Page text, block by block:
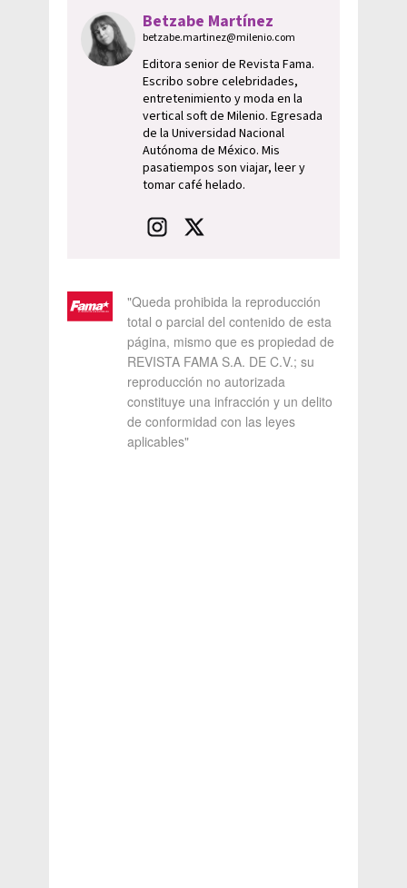
Betzabe Martínez
betzabe.martinez@milenio.com
Editora senior de Revista Fama.
Escribo sobre celebridades,
entretenimiento y moda en la
vertical soft de Milenio. Egresada
de la Universidad Nacional
Autónoma de México. Mis
pasatiempos son viajar, leer y
tomar café helado.
"Queda prohibida la reproducción
total o parcial del contenido de esta
página, mismo que es propiedad de
REVISTA FAMA S.A. DE C.V.; su
reproducción no autorizada
constituye una infracción y un delito
de conformidad con las leyes
aplicables"